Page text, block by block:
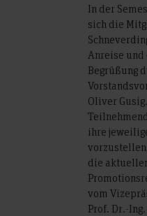
In der
sich die
Anreise
Begrüßung
Oliver
ihre
die
vom
Prof. Dr.-